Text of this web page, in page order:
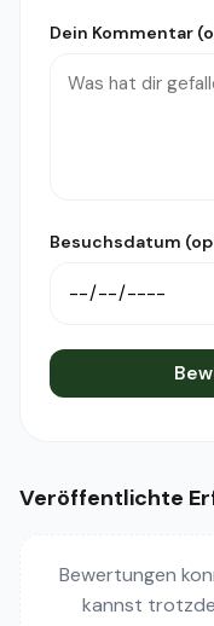
Dein Kommentar
Besuchsdatum
Veröffentlichte
Bewertungen
kannst